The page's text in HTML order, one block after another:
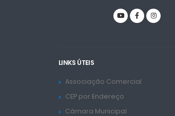
LINKS ÚTEIS
Associação Comercial
CEP por Endereço
Câmara Municipal